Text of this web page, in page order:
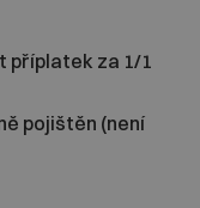
příplatek za 1/1
pojištěn (není